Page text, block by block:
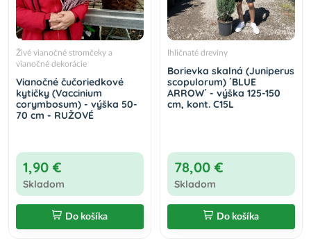
Živé vianočné stromčeky a
vianočné dekorácie
Vianočné čučoriedkové
kytičky (Vaccinium
corymbosum) - výška 50-
70 cm - RUŽOVÉ
1,90 €
Skladom
Do košíka
Ihličnaté dreviny
Borievka skalná (Juniperus
scopulorum) ´BLUE
ARROW´ - výška 125-150
cm, kont. C15L
78,00 €
Skladom
Do košíka